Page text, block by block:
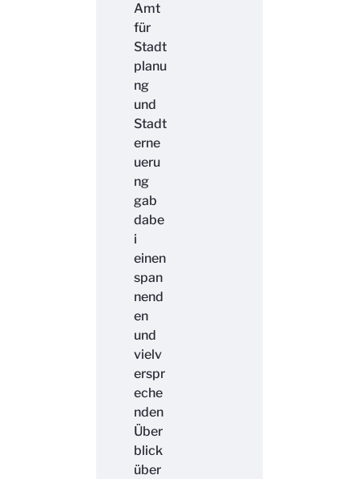
Amt
für
Stadt
planu
ng
und
Stadt
erne
ueru
ng
gab
dabe
i
einen
span
nend
en
und
vielv
erspr
eche
nden
Über
blick
über